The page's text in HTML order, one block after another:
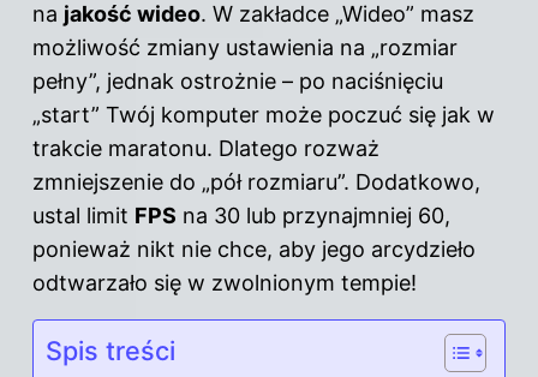
na jakość wideo. W zakładce „Wideo” masz
możliwość zmiany ustawienia na „rozmiar
pełny”, jednak ostrożnie – po naciśnięciu
„start” Twój komputer może poczuć się jak w
trakcie maratonu. Dlatego rozważ
zmniejszenie do „pół rozmiaru”. Dodatkowo,
ustal limit FPS na 30 lub przynajmniej 60,
ponieważ nikt nie chce, aby jego arcydzieło
odtwarzało się w zwolnionym tempie!
Spis treści